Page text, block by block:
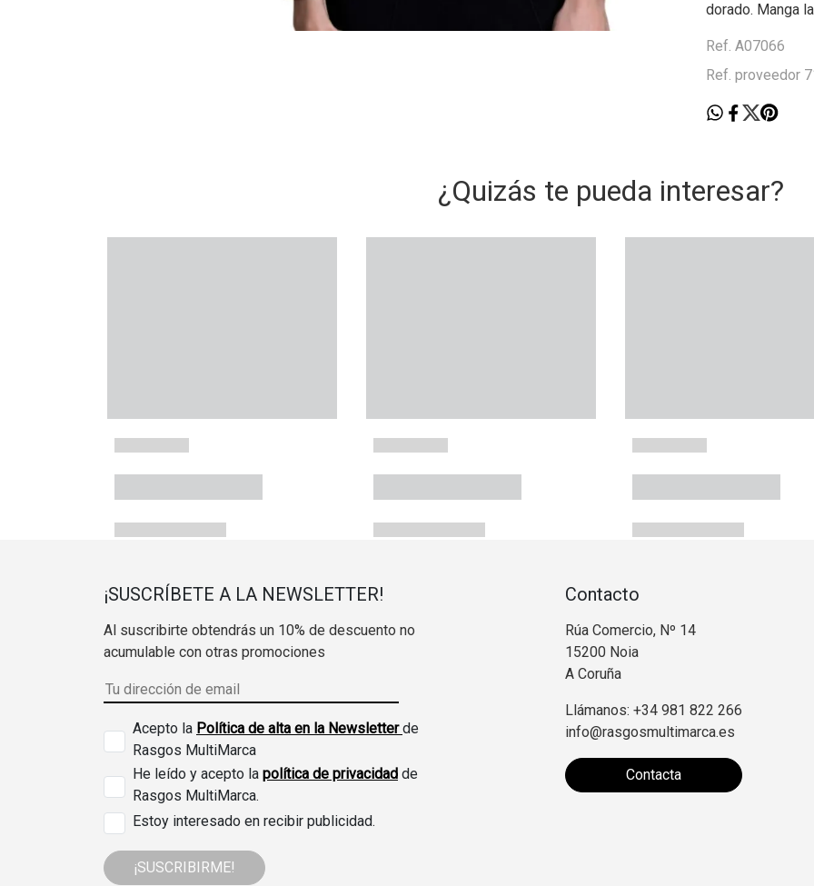
dorado. Manga
Ref. A07066
Ref. proveedor
¿Quizás te pueda interesar?
¡SUSCRÍBETE A LA NEWSLETTER!
Al suscribirte obtendrás un 10% de descuento no
acumulable con otras promociones
Acepto la Política de alta en la Newsletterde
Rasgos MultiMarca
He leído y acepto la política de privacidad de
Rasgos MultiMarca.
Estoy interesado en recibir publicidad.
¡SUSCRIBIRME!
Contacto
Rúa Comercio, Nº 14
15200 Noia
A Coruña
Llámanos: +34 981 822 266
info@rasgosmultimarca.es
Contacta